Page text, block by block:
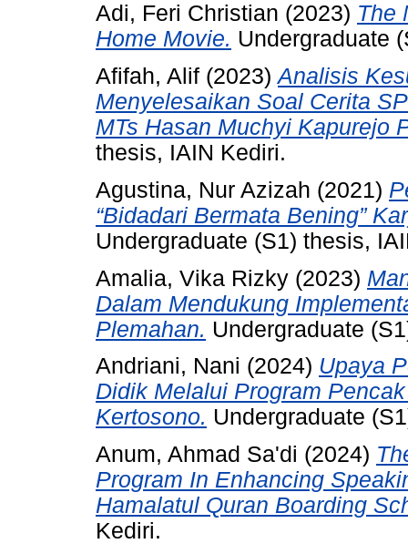
Adi, Feri Christian (2023) The
Home Movie. Undergraduate
Afifah, Alif (2023)Analisis
Menyelesaikan Soal Cerita
MTs Hasan Muchyi Kapurejo
thesis, IAIN Kediri.
Agustina, Nur Azizah (2021)
“Bidadari Bermata Bening”
Undergraduate (S1) thesis,
Amalia, Vika Rizky (2023)
Dalam Mendukung
Plemahan. Undergraduate
Andriani, Nani (2024) Upaya
Didik Melalui Program
Kertosono. Undergraduate
Anum, Ahmad Sa'di (2024)
Program In Enhancing
Hamalatul Quran Boarding
Kediri.